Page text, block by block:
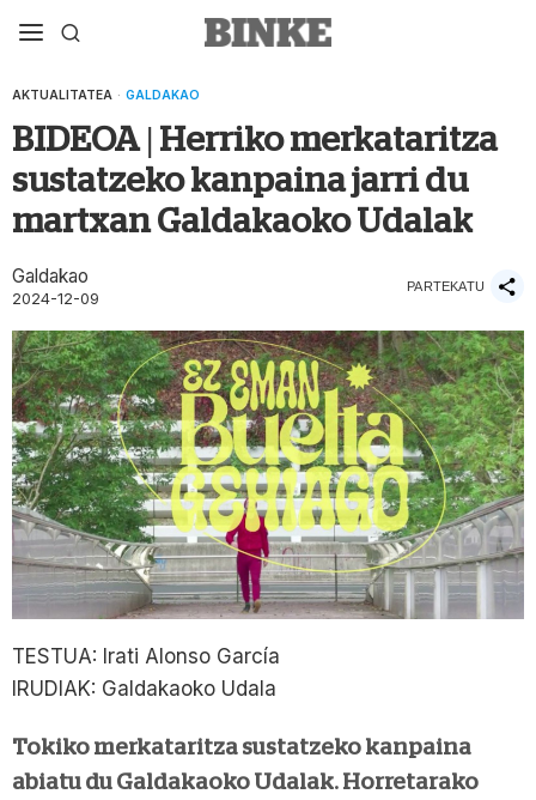
AKTUALITATEA · GALDAKAO
BIDEOA | Herriko merkataritza
sustatzeko kanpaina jarri du
martxan Galdakaoko Udalak
Galdakao
2024-12-09
PARTEKATU
TESTUA: Irati Alonso García
IRUDIAK: Galdakaoko Udala
Tokiko merkataritza sustatzeko kanpaina
abiatu du Galdakaoko Udalak. Horretarako